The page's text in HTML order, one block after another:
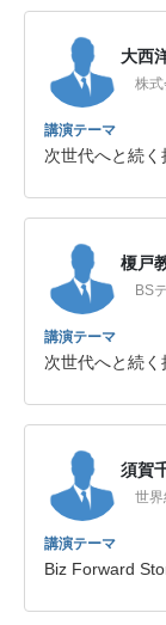
大西
株式
講演テーマ
次世代へと続
榎戸
BS
講演テーマ
次世代へと続
須賀
世界
講演テーマ
Biz Forward